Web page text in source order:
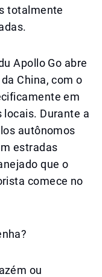
totalmente
Apollo Go abre
China, com o
em
Durante a
autônomos
estradas
que o
comece no
ou